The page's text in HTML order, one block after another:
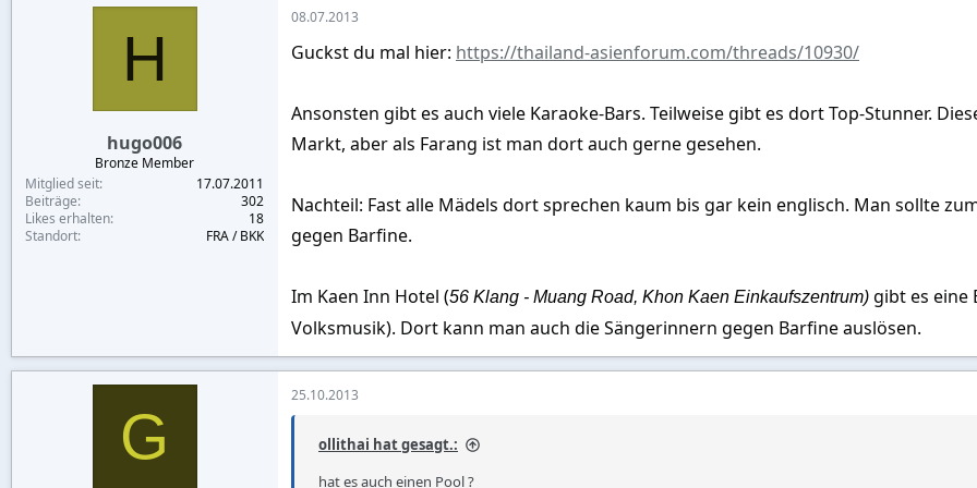
H
hugo006
Bronze Member
Mitglied seit
17.07.2011
Beiträge
302
Likes erhalten
18
Standort
FRA / BKK
08.07.2013
Guckst du mal hier: https://thailand-asienforum.com/threads/10930/
Ansonsten gibt es auch viele Karaoke-Bars. Teilweise gibt es dort Top-Stunner.
Markt, aber als Farang ist man dort auch gerne gesehen.
Nachteil: Fast alle Mädels dort sprechen kaum bis gar kein englisch. Man sollte
gegen Barfine.
Im Kaen Inn Hotel (56 Klang - Muang Road, Khon Kaen Einkaufszentrum) gibt es eine
Volksmusik). Dort kann man auch die Sängerinnern gegen Barfine auslösen.
G
25.10.2013
ollithai hat gesagt.:
hat es auch einen Pool ?